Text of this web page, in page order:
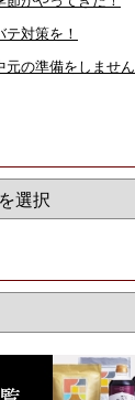
対策を！
元の準備をしません